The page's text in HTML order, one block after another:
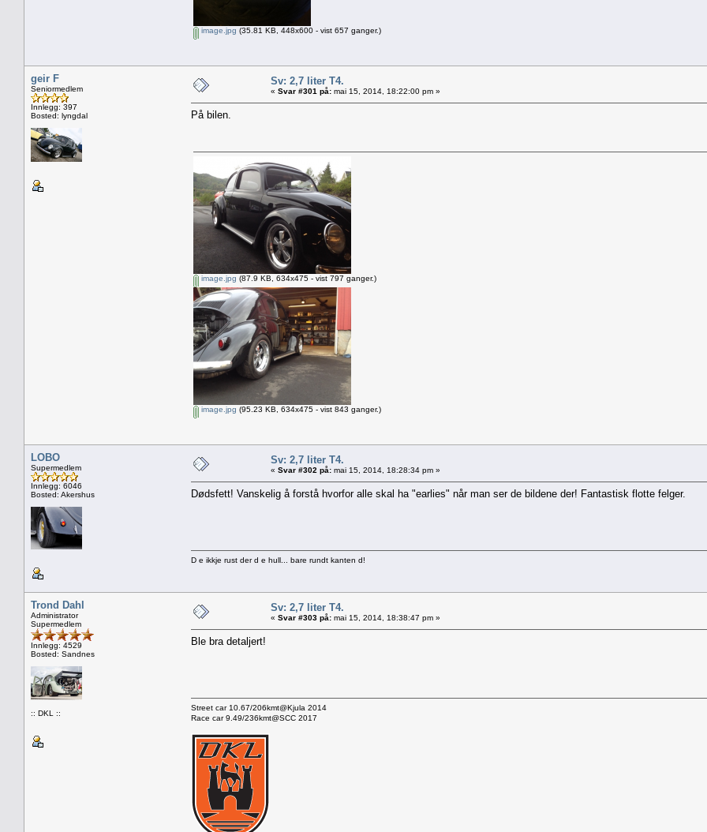
image.jpg (35.81 KB, 448x600 - vist 657 ganger.)
geir F
Seniormedlem
Innlegg: 397
Bosted: lyngdal
Sv: 2,7 liter T4.
« Svar #301 på: mai 15, 2014, 18:22:00 pm »
På bilen.
image.jpg (87.9 KB, 634x475 - vist 797 ganger.)
image.jpg (95.23 KB, 634x475 - vist 843 ganger.)
LOBO
Supermedlem
Innlegg: 6046
Bosted: Akershus
Sv: 2,7 liter T4.
« Svar #302 på: mai 15, 2014, 18:28:34 pm »
Dødsfett! Vanskelig å forstå hvorfor alle skal ha "earlies" når man ser de bildene der! Fantastisk flotte felger.
D e ikkje rust der d e hull... bare rundt kanten d!
Trond Dahl
Administrator
Supermedlem
Innlegg: 4529
Bosted: Sandnes
:: DKL ::
Sv: 2,7 liter T4.
« Svar #303 på: mai 15, 2014, 18:38:47 pm »
Ble bra detaljert!
Street car 10.67/206kmt@Kjula 2014
Race car 9.49/236kmt@SCC 2017